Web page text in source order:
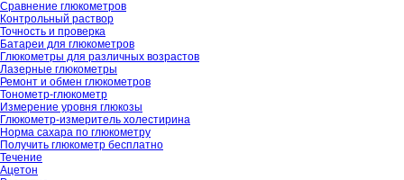
Сравнение глюкометров
Контрольный раствор
Точность и проверка
Батареи для глюкометров
Глюкометры для различных возрастов
Лазерные глюкометры
Ремонт и обмен глюкометров
Тонометр-глюкометр
Измерение уровня глюкозы
Глюкометр-измеритель холестирина
Норма сахара по глюкометру
Получить глюкометр бесплатно
Течение
Ацетон